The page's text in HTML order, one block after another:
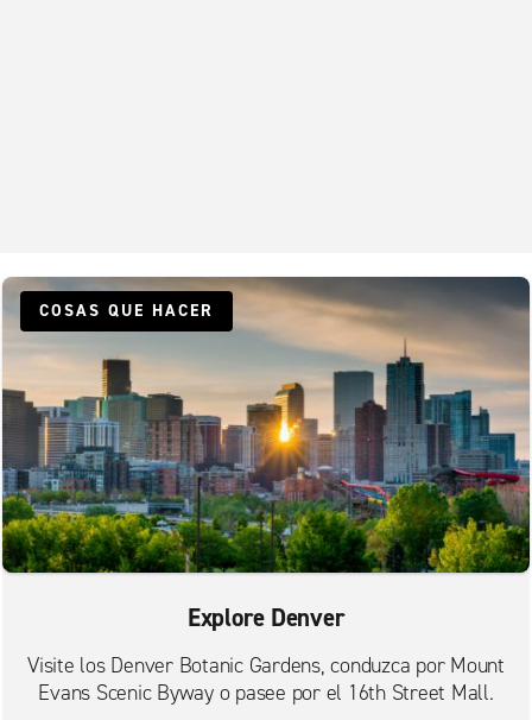
Highlands Ranch, County Line Pl.
Highlands Ranch, Town Center Dr.
Lakewood
Littleton, Wadsworth Blvd.
Sur de Lakewood
Thornton E. 104th con Grant
Thornton W. 104th con Zuni
Zona centro de Denver, Baker
Zona centro de Denver, Five Points
COSAS QUE HACER
Explore Denver
Visite los Denver Botanic Gardens, conduzca por Mount
Evans Scenic Byway o pasee por el 16th Street Mall.